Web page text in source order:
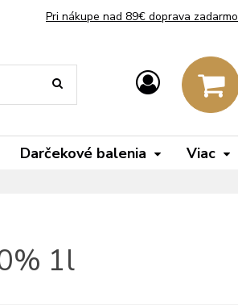
Pri nákupe nad 89€ doprava zadarmo
Darčekové balenia Viac
1l